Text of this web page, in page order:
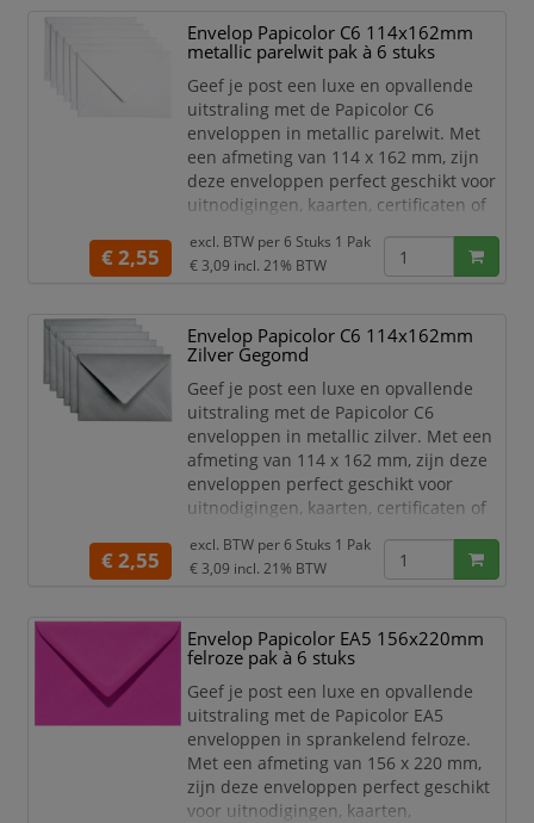
lichtroze kleur is ideaal voor speciale
gelegenheden en
marketingdoeleinden. Het praktische
C6-form
Envelop Papicolor C6 114x162mm
metallic parelwit pak à 6 stuks
Geef je post een luxe en opvallende
uitstraling met de Papicolor C6
enveloppen in metallic parelwit. Met
een afmeting van 114 x 162 mm, zijn
deze enveloppen perfect geschikt voor
uitnodigingen, kaarten, certificaten of
Het hoge kwaliteit papier is stevig,
parelwitte kleur is ideaal voor speciale
gelegenheden en
marketingdoeleinden. Het praktisch
€ 2,55
excl. BTW per6 Stuks 1 Pak
€ 3,09 incl. 21% BTW
Envelop Papicolor C6 114x162mm
Zilver Gegomd
Geef je post een luxe en opvallende
uitstraling met de Papicolor C6
enveloppen in metallic zilver. Met een
afmeting van 114 x 162 mm, zijn deze
enveloppen perfect geschikt voor
uitnodigingen, kaarten, certificaten of
Het hoge kwaliteit papier is stevig,
zilver kleur is ideaal voor speciale
gelegenheden en
marketingdoeleinden. Het praktische
C6-f
€ 2,55
excl. BTW per6 Stuks 1 Pak
€ 3,09 incl. 21% BTW
Envelop Papicolor EA5 156x220mm
felroze pak à 6 stuks
Geef je post een luxe en opvallende
uitstraling met de Papicolor EA5
enveloppen in sprankelend felroze.
Met een afmeting van 156 x 220 mm,
zijn deze enveloppen perfect geschikt
voor uitnodigingen, kaarten,